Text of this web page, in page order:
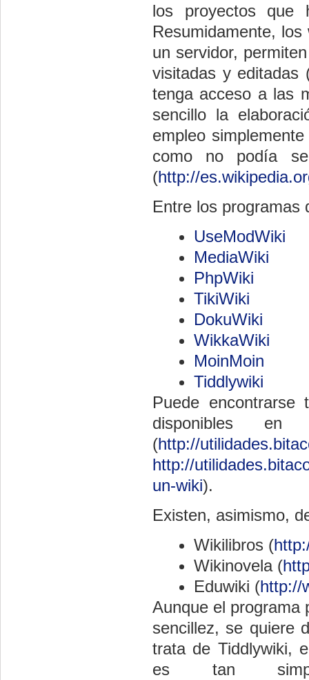
los proyectos que
Resumidamente,
un servidor,
visitadas y editadas
tenga acceso a las
sencillo la
empleo
como no podía
(http://
Entre los programas
UseModWiki
MediaWiki
PhpWiki
TikiWiki
DokuWiki
WikkaWiki
MoinMoin
Tiddlywiki
Puede
disponibles en
(http://
http://
un-wiki).
Existen, asimismo,
Wikilibros (
Wikinovela (
Eduwiki (http://
Aunque el
sencillez, se quiere
trata de Tiddlywiki,
es tan